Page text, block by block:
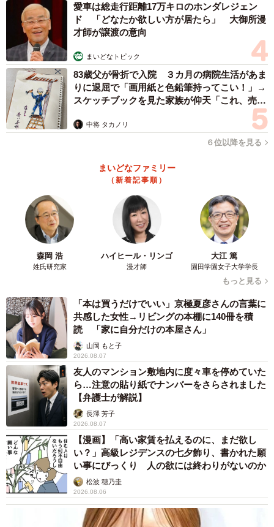
愛車は総走行距離17万キロのホンダレジェン
ド 「どなたか欲しい方が居たら」 大御所漫
才師が譲渡の意向
まいどなトピック
83歳父が骨折で入院 ３カ月の病院生活があま
りに退屈で「画用紙と色鉛筆持ってこい！」→
スケッチブックを見た家族が仰天「これ、売れ
中将 タカノリ
６位以降を見る
まいどなファミリー
（新着記事順）
森岡 浩
姓氏研究家
ハイヒール・リンゴ
漫才師
大江 篤
園田学園女子大学学長
もっと見る
「本は買うだけでいい」京極夏彦さんの言葉に
共感した女性→リビングの本棚に140冊を積
読 「家に自分だけの本屋さん」
山岡 もと子
2026.08.07
友人のマンション敷地内に度々車を停めていた
ら…注意の貼り紙でナンバーをさらされました
【弁護士が解説】
長澤 芳子
2026.08.07
【漫画】「高い家賃を払えるのに、まだ欲し
い？」高級レジデンスの七夕飾り、書かれた願
い事にびっくり 人の欲には終わりがないのか
松波 穂乃圭
2026.08.06